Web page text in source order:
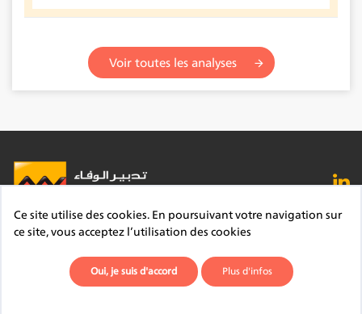
Voir toutes les analyses
FAQ Lexique Contact
Mentions légales
Site du Groupe
Plan du site Déontologie
Ce site utilise des cookies. En poursuivant votre navigation sur
ce site, vous acceptez l’utilisation des cookies
Oui, je suis d'accord Plus d'infos